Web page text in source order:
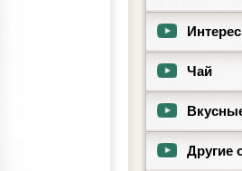
Чай
Другие